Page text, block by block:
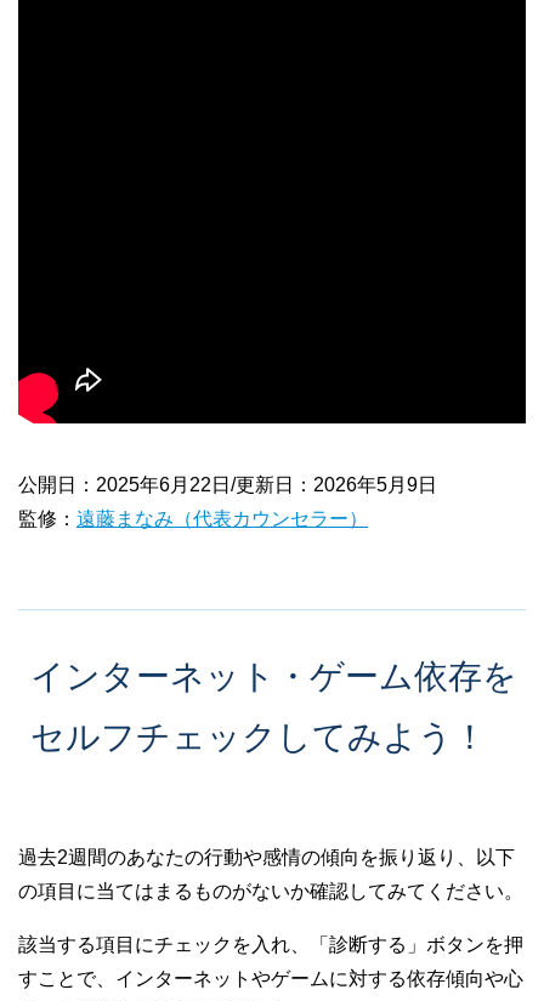
公開日：2025年6月22日/更新日：2026年5月9日
監修： 遠藤まなみ（代表カウンセラー）
インターネット・ゲーム依存を
セルフチェックしてみよう！
過去2週間のあなたの行動や感情の傾向を振り返り、以下
の項目に当てはまるものがないか確認してみてください。
該当する項目にチェックを入れ、「診断する」ボタンを押
すことで、インターネットやゲームに対する依存傾向や心